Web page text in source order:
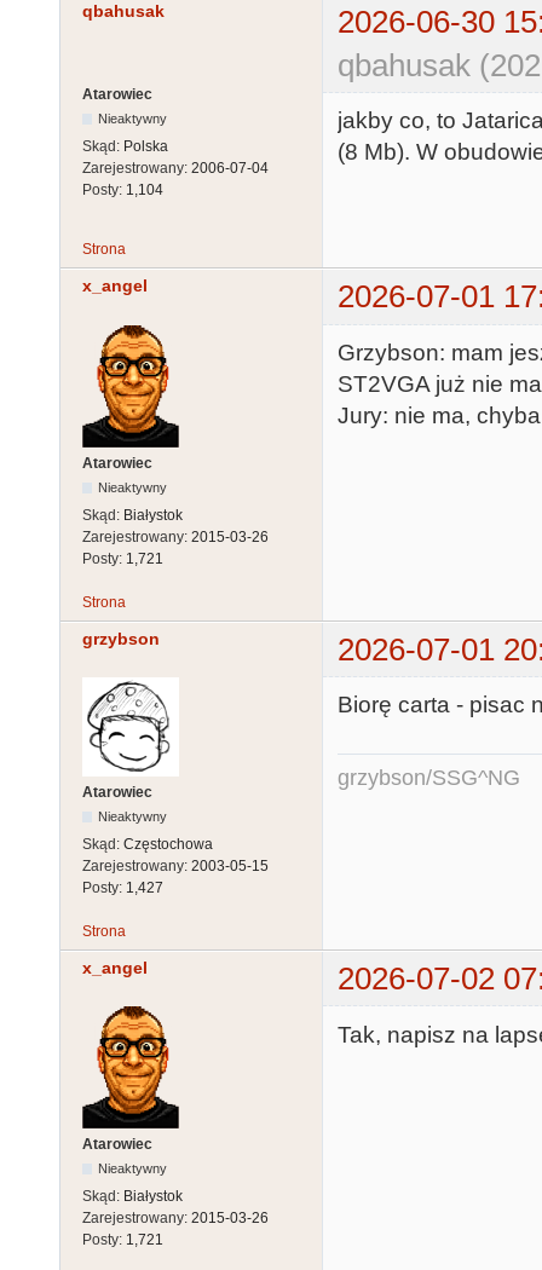
qbahusak
2026-06-30
qbahusak
Atarowiec
Nieaktywny
Skąd: Polska
Zarejestrowany: 2006-07-04
Posty: 1,104
jakby co, to
(8 Mb). W
Strona
x_angel 2026-07-01
Atarowiec
Nieaktywny
Skąd: Białystok
Zarejestrowany: 2015-03-26
Posty: 1,721
Grzybson: mam
ST2VGA już nie
Jury: nie ma,
Strona
grzybson 2026-07-01
Atarowiec
Nieaktywny
Skąd: Częstochowa
Zarejestrowany: 2003-05-15
Posty: 1,427
Biorę carta - pisac
grzybson/SSG^NG
Strona
x_angel 2026-07-02
Atarowiec
Nieaktywny
Skąd: Białystok
Zarejestrowany: 2015-03-26
Posty: 1,721
Tak, napisz na